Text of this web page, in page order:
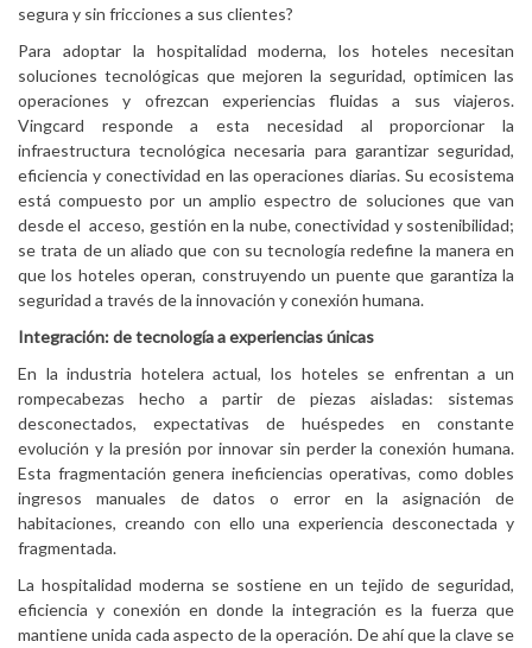
segura y sin fricciones a sus clientes?
Para adoptar la hospitalidad moderna, los hoteles necesitan
soluciones tecnológicas que mejoren la seguridad, optimicen las
operaciones y ofrezcan experiencias fluidas a sus viajeros.
Vingcard responde a esta necesidad al proporcionar la
infraestructura tecnológica necesaria para garantizar seguridad,
eficiencia y conectividad en las operaciones diarias. Su ecosistema
está compuesto por un amplio espectro de soluciones que van
desde el acceso, gestión en la nube, conectividad y sostenibilidad;
se trata de un aliado que con su tecnología redefine la manera en
que los hoteles operan, construyendo un puente que garantiza la
seguridad a través de la innovación y conexión humana.
Integración: de tecnología a experiencias únicas
En la industria hotelera actual, los hoteles se enfrentan a un
rompecabezas hecho a partir de piezas aisladas: sistemas
desconectados, expectativas de huéspedes en constante
evolución y la presión por innovar sin perder la conexión humana.
Esta fragmentación genera ineficiencias operativas, como dobles
ingresos manuales de datos o error en la asignación de
habitaciones, creando con ello una experiencia desconectada y
fragmentada.
La hospitalidad moderna se sostiene en un tejido de seguridad,
eficiencia y conexión en donde la integración es la fuerza que
mantiene unida cada aspecto de la operación. De ahí que la clave se